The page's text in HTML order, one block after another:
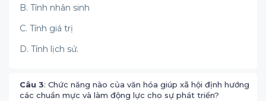
B. Tính nhân sinh
C. Tính giá trị
D. Tính lịch sử.
Câu 3: Chức năng nào của văn hóa giúp xã hội định hướng
các chuẩn mực và làm động lực cho sự phát triển?